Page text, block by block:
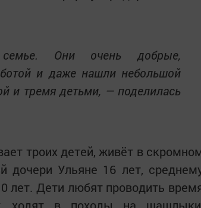
Они очень добрые,
и даже нашли небольшой
и тремя детьми, — поделилась
троих детей, живёт в
дочери Ульяне 16 лет,
Дети любят проводить